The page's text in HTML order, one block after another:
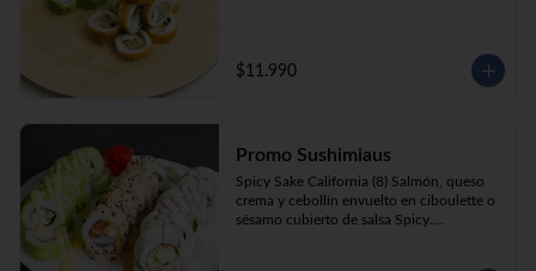
$11.990
Promo Sushimiaus
Spicy Sake California (8) Salmón, queso
crema y cebollín envuelto en ciboulette o
sésamo cubierto de salsa Spicy.